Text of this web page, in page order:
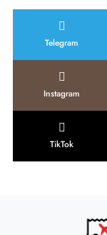
Telegram
Instagram
TikTok